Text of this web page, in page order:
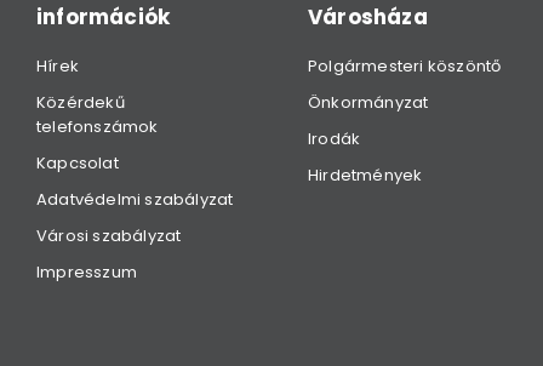
információk
Hírek
Közérdekű
telefonszámok
Kapcsolat
Adatvédelmi szabályzat
Városi szabályzat
Impresszum
Városháza
Polgármesteri köszöntő
Önkormányzat
Irodák
Hirdetmények